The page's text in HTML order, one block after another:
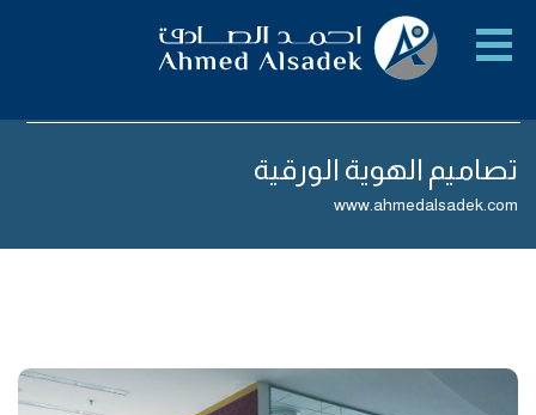
تصاميم الهوية الورقية
www.ahmedalsadek.com